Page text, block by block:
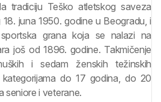
tradiciju Teško atletskog saveza
juna 1950. godine u Beogradu, i
grana koja se nalazi na
još od 1896. godine. Takmičenje
i sedam ženskih težinskih
do 17 godina, do 20
seniore i veterane.